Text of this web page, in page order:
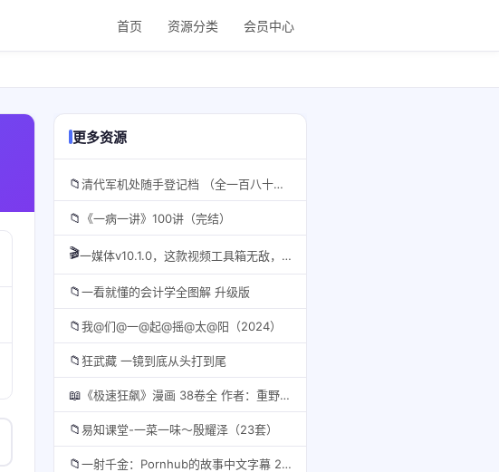
首页 资源分类 会员中心
更多资源
📁 清代军机处随手登记档 （全一百八十册）
📁 《一病一讲》100讲（完结）
🎬 一媒体v10.1.0，这款视频工具箱无敌，投屏更爽！
📁一看就懂的会计学全图解 升级版
📁我@们@一@起@摇@太@阳（2024）
📁狂武藏 一镜到底从头打到尾
📖 《极速狂飙》漫画 38卷全 作者：重野秀一 分类：竞技 热血[mobi]
📁易知课堂-一菜一味～殷耀泽（23套）
📁 一射千金：Pornhub的故事中文字幕 2023 美国 记录